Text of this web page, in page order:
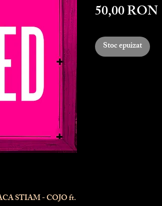
STIAM - COJO ft.
50,00 RON
Stoc epuizat